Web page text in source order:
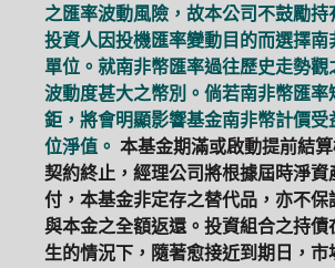
之匯率波動風險，故本公司不鼓勵持
投資人因投機匯率變動目的而選擇南
單位。就南非幣匯率過往歷史走勢觀
波動度甚大之幣別。倘若南非幣匯率
鉅，將會明顯影響基金南非幣計價受
位淨值。 本基金期滿或啟動提前結
契約終止，經理公司將根據屆時淨資
付，本基金非定存之替代品，亦不保
與本金之全額返還。投資組合之持債
生的情況下，隨著愈接近到期日，市